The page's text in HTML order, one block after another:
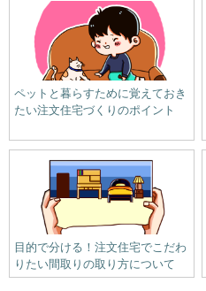
ペットと暮らすために覚えておき
たい注文住宅づくりのポイント
目的で分ける！注文住宅でこだわ
りたい間取りの取り方について